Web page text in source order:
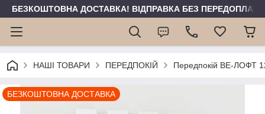
БЕЗКОШТОВНА ДОСТАВКА! ВІДПРАВКА БЕЗ ПЕРЕДОПЛАТИ
НАШІ ТОВАРИ ПЕРЕДПОКІЙ Передпокій ВЕ-ЛОФТ
БЕЗКОШТОВНА ДОСТАВКА